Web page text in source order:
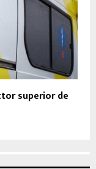
superior de